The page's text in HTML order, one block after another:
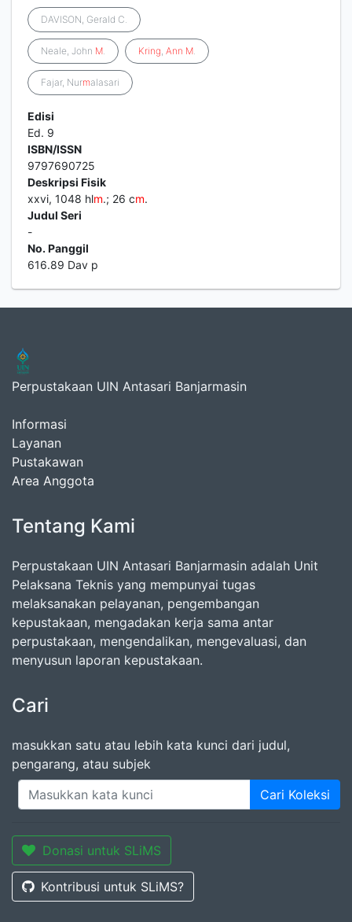
DAVISON, Gerald C.
Neale, John M. Kring, Ann M.
Fajar, Nurmalasari
Edisi
Ed. 9
ISBN/ISSN
9797690725
Deskripsi Fisik
xxvi, 1048 hlm.; 26 cm.
Judul Seri
-
No. Panggil
616.89 Dav p
Perpustakaan UIN Antasari Banjarmasin
Informasi
Layanan
Pustakawan
Area Anggota
Tentang Kami
Perpustakaan UIN Antasari Banjarmasin adalah Unit
Pelaksana Teknis yang mempunyai tugas
melaksanakan pelayanan, pengembangan
kepustakaan, mengadakan kerja sama antar
perpustakaan, mengendalikan, mengevaluasi, dan
menyusun laporan kepustakaan.
Cari
masukkan satu atau lebih kata kunci dari judul,
pengarang, atau subjek
Cari Koleksi
Donasi untuk SLiMS
Kontribusi untuk SLiMS?